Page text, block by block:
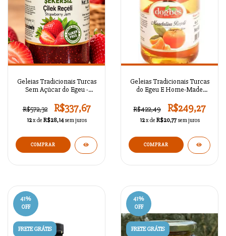
Geleias Tradicionais Turcas
Sem Açúcar do Egeu -
R$572,32
R$337,67
12x de R$28,14 sem juros
COMPRAR
Geleias Tradicionais Turcas
do Egeu E Home-Made
R$422,49
R$249,27
12x de R$20,77 sem juros
COMPRAR
41%
OFF
FRETE GRÁTIS
41%
OFF
FRETE GRÁTIS